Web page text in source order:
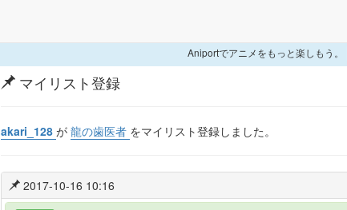
Aniportでアニメをもっと楽しもう。
マイリスト登録
akari_128 が 龍の歯医者 をマイリスト登録しました。
2017-10-16 10:16